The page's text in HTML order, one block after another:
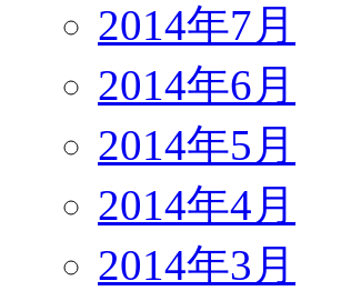
2014年7月
2014年6月
2014年5月
2014年4月
2014年3月